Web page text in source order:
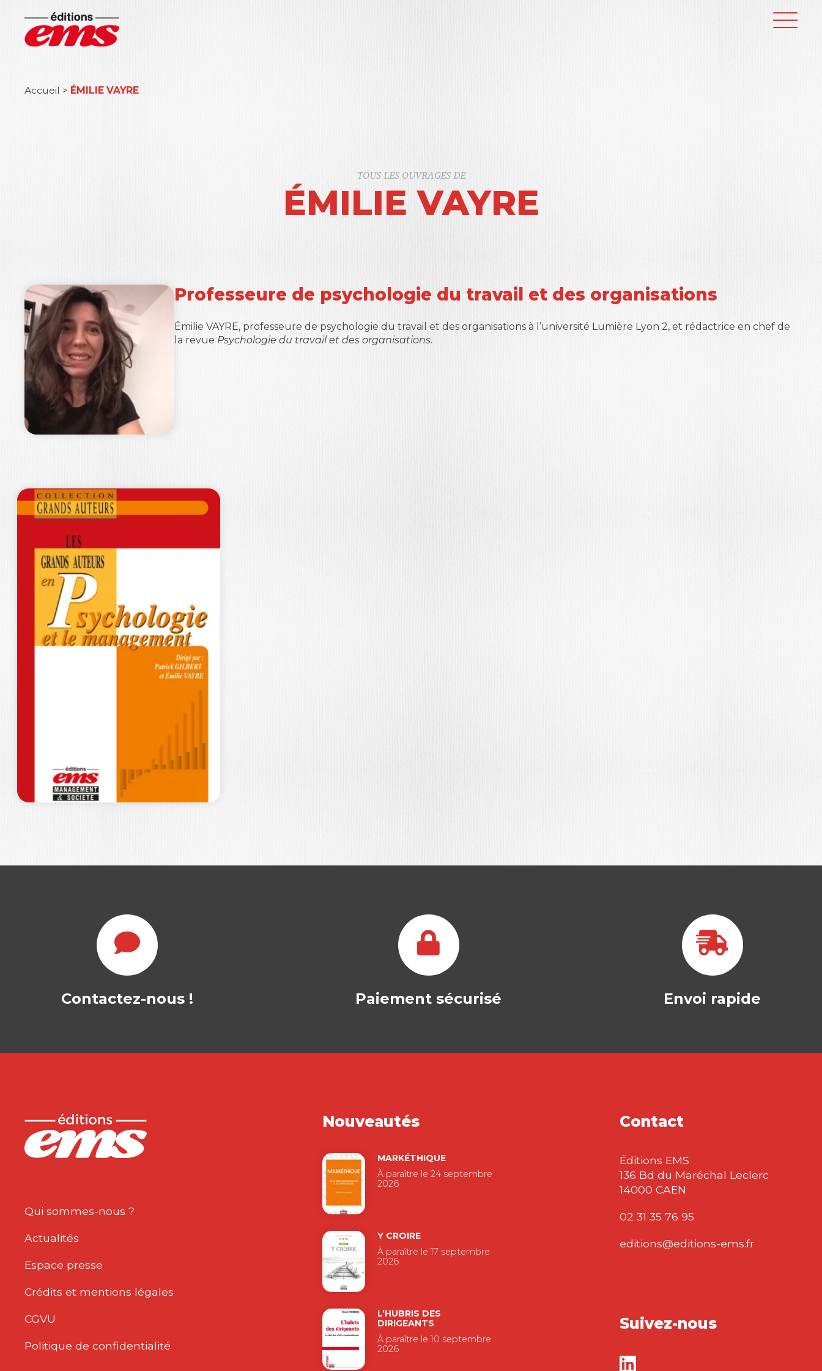
Accueil > ÉMILIE VAYRE
TOUS LES OUVRAGES DE
ÉMILIE VAYRE
Professeure de psychologie du travail et des organisations
Émilie VAYRE, professeure de psychologie du travail et des organisations à l’université Lumière Lyon 2, et rédactrice en chef de
la revue Psychologie du travail et des organisations.
LES GRANDS
AUTEURS EN
PSYCHOLOGIE ET…
catégorie « Ouvrage de recherche
Contactez-nous ! Paiement sécurisé Envoi rapide
Qui sommes-nous ?
Actualités
Espace presse
Crédits et mentions légales
CGVU
Politique de confidentialité
Nouveautés
MARKÉTHIQUE
À paraître le 24 septembre
2026
Y CROIRE
À paraître le 17 septembre
2026
L’HUBRIS DES
DIRIGEANTS
À paraître le 10 septembre
2026
Contact
Éditions EMS
136 Bd du Maréchal Leclerc
14000 CAEN
02 31 35 76 95
editions@editions-ems.fr
Suivez-nous